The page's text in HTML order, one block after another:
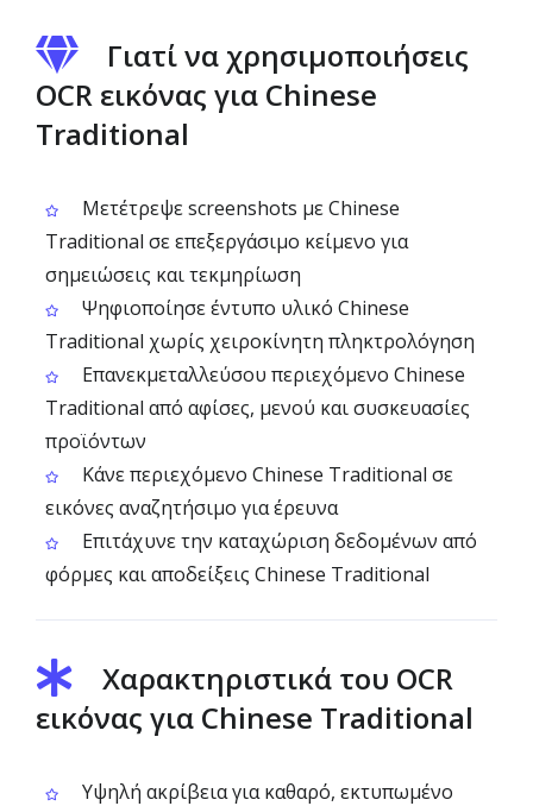
Γιατί να χρησιμοποιήσεις
OCR εικόνας για Chinese
Traditional
Μετέτρεψε screenshots με Chinese
Traditional σε επεξεργάσιμο κείμενο για
σημειώσεις και τεκμηρίωση
Ψηφιοποίησε έντυπο υλικό Chinese
Traditional χωρίς χειροκίνητη πληκτρολόγηση
Επανεκμεταλλεύσου περιεχόμενο Chinese
Traditional από αφίσες, μενού και συσκευασίες
προϊόντων
Κάνε περιεχόμενο Chinese Traditional σε
εικόνες αναζητήσιμο για έρευνα
Επιτάχυνε την καταχώριση δεδομένων από
φόρμες και αποδείξεις Chinese Traditional
Χαρακτηριστικά του OCR
εικόνας για Chinese Traditional
Υψηλή ακρίβεια για καθαρό, εκτυπωμένο